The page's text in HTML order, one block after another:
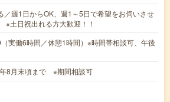
／週1日からOK、週1～5日で希望をお伺いさせ
※土日祝出れる方大歓迎！！
実働6時間／休憩1時間）※時間帯相談可、午後
8月末頃まで ※期間相談可